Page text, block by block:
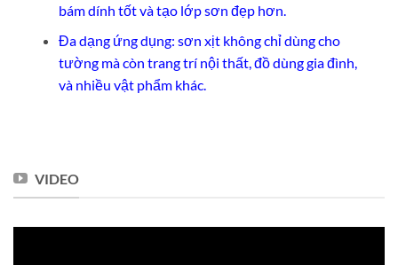
bám dính tốt và tạo lớp sơn đẹp hơn.
Đa dạng ứng dụng: sơn xịt không chỉ dùng cho
tường mà còn trang trí nội thất, đồ dùng gia đình,
và nhiều vật phẩm khác.
VIDEO